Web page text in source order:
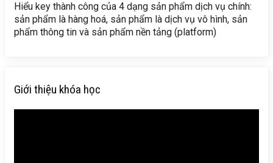
Hiểu key thành công của 4 dạng sản phẩm dịch vụ chính:
sản phẩm là hàng hoá, sản phẩm là dịch vụ vô hình, sản
phẩm thông tin và sản phẩm nền tảng (platform)
Giới thiệu khóa học